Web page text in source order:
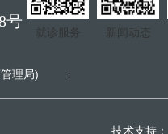
就诊服务 新闻动态
号
理局)
技术支持：